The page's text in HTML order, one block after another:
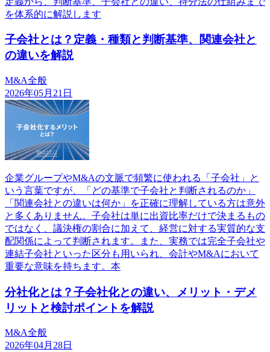
を体系的に解説します
子会社とは？定義・種類と判断基準、関連会社と
の違いを解説
M&A全般
2026年05月21日
企業グループやM&Aの文脈で頻繁に使われる「子会社」と
いう言葉ですが、「どの基準で子会社と判断されるのか」
「関連会社との違いは何か」を正確に理解している方は意外
と多くありません。子会社は単に出資比率だけで決まるもの
ではなく、議決権の割合に加えて、経営に対する実質的な支
配関係によって判断されます。また、実務では完全子会社や
連結子会社といった区分も用いられ、会計やM&Aにおいて
重要な意味を持ちます。本
分社化とは？子会社化との違い、メリット・デメ
リットと検討ポイントを解説
M&A全般
2026年04月28日